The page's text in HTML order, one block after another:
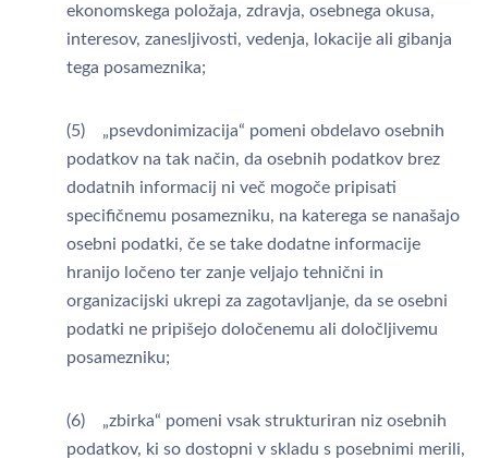
ekonomskega položaja, zdravja, osebnega okusa,
interesov, zanesljivosti, vedenja, lokacije ali gibanja
tega posameznika;
(5) „psevdonimizacija“ pomeni obdelavo osebnih
podatkov na tak način, da osebnih podatkov brez
dodatnih informacij ni več mogoče pripisati
specifičnemu posamezniku, na katerega se nanašajo
osebni podatki, če se take dodatne informacije
hranijo ločeno ter zanje veljajo tehnični in
organizacijski ukrepi za zagotavljanje, da se osebni
podatki ne pripišejo določenemu ali določljivemu
posamezniku;
(6) „zbirka“ pomeni vsak strukturiran niz osebnih
podatkov, ki so dostopni v skladu s posebnimi merili,